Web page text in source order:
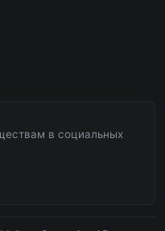
в социальных